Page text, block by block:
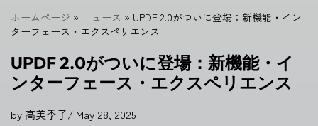
ホームページ » ニュース » UPDF 2.0がついに登場：新機能・イン
ターフェース・エクスペリエンス
UPDF 2.0がついに登場：新機能・イ
ンターフェース・エクスペリエンス
by 高美季子/ May 28, 2025